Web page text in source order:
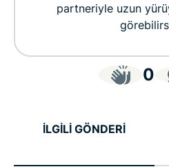
partneriyle uzun
0
İLGİLİ GÖNDERİ